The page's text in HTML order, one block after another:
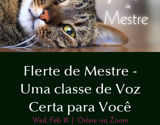
Flerte de Mestre -
Uma classe de Voz
Certa para Você
Wed, Feb 18
  |
Online via Zoom